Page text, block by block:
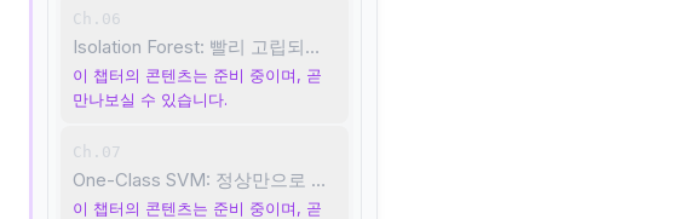
Ch.06
Isolation Forest: 빨리 고립되면 이상치
이 챕터의 콘텐츠는 준비 중이며, 곧
만나보실 수 있습니다.
Ch.07
One-Class SVM: 정상만으로 경계 그리기
이 챕터의 콘텐츠는 준비 중이며, 곧